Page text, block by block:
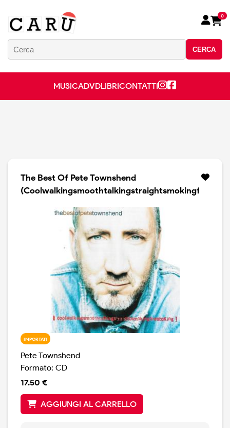
CERCA
0
MUSICADVDLIBRICONTATTI
The Best Of Pete Townshend
IMPORTATI
Pete Townshend
Formato: CD
17.50 €
AGGIUNGI AL CARRELLO